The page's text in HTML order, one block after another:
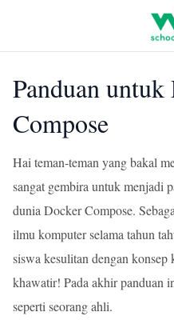
Panduan
Compose
Hai teman-teman yang bakal
sangat gembira untuk menjadi
dunia Docker Compose.
ilmu komputer selama tahun
siswa kesulitan dengan konsep
khawatir! Pada akhir panduan
seperti seorang ahli.